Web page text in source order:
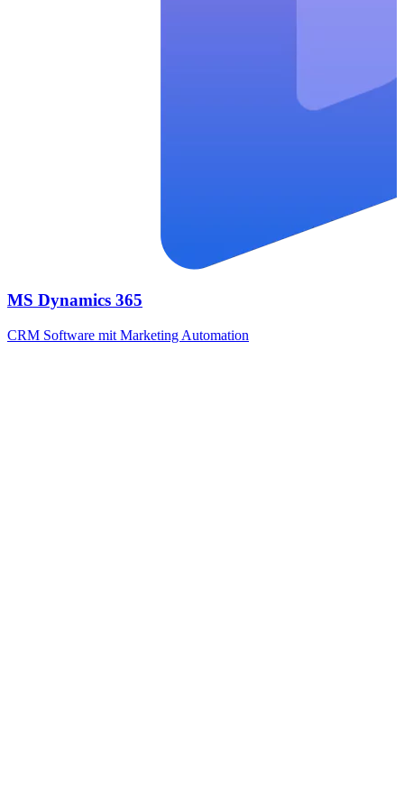
MS Dynamics 365
CRM Software mit Marketing Automation